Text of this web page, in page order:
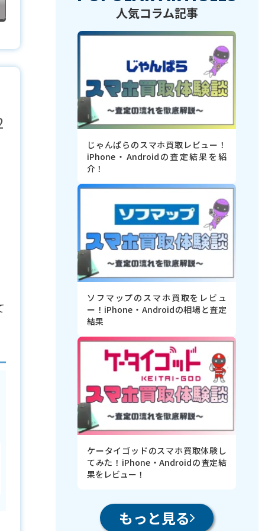
人気コラム記事
じゃんぱらのスマホ買取レビュー！
iPhone・Androidの査定結果を紹
介！
ソフマップのスマホ買取をレビュ
ー！iPhone・Androidの相場と査定
結果
ケータイゴッドのスマホ買取体験し
てみた！iPhone・Androidの査定結
果をレビュー！
もっと見る